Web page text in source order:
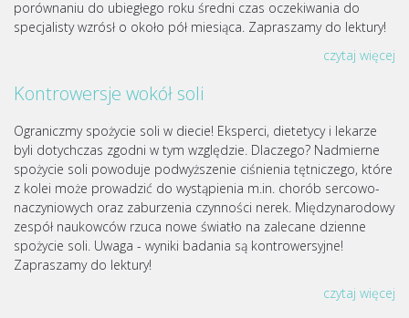
porównaniu do ubiegłego roku średni czas oczekiwania do
specjalisty wzrósł o około pół miesiąca. Zapraszamy do lektury!
czytaj więcej
Kontrowersje wokół soli
Ograniczmy spożycie soli w diecie! Eksperci, dietetycy i lekarze
byli dotychczas zgodni w tym względzie. Dlaczego? Nadmierne
spożycie soli powoduje podwyższenie ciśnienia tętniczego, które
z kolei może prowadzić do wystąpienia m.in. chorób sercowo-
naczyniowych oraz zaburzenia czynności nerek. Międzynarodowy
zespół naukowców rzuca nowe światło na zalecane dzienne
spożycie soli. Uwaga - wyniki badania są kontrowersyjne!
Zapraszamy do lektury!
czytaj więcej